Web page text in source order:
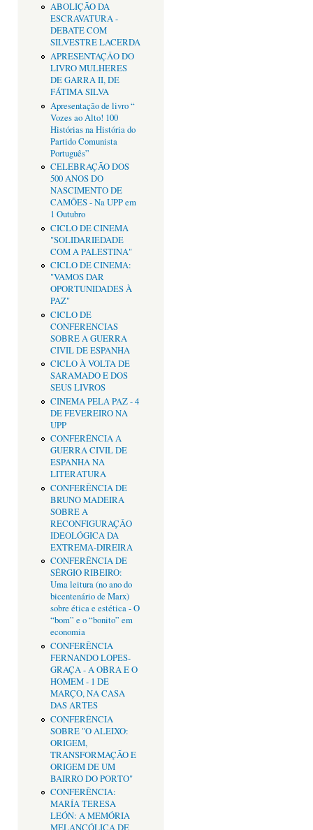
ABOLIÇÃO DA
ESCRAVATURA -
DEBATE COM
SILVESTRE LACERDA
APRESENTAÇÂO DO
LIVRO MULHERES
DE GARRA II, DE
FÁTIMA SILVA
Apresentação de livro “
Vozes ao Alto! 100
Histórias na História do
Partido Comunista
Português”
CELEBRAÇÃO DOS
500 ANOS DO
NASCIMENTO DE
CAMÕES - Na UPP em
1 Outubro
CICLO DE CINEMA
"SOLIDARIEDADE
COM A PALESTINA"
CICLO DE CINEMA:
"VAMOS DAR
OPORTUNIDADES À
PAZ"
CICLO DE
CONFERENCIAS
SOBRE A GUERRA
CIVIL DE ESPANHA
CICLO À VOLTA DE
SARAMADO E DOS
SEUS LIVROS
CINEMA PELA PAZ - 4
DE FEVEREIRO NA
UPP
CONFERÊNCIA A
GUERRA CIVIL DE
ESPANHA NA
LITERATURA
CONFERÊNCIA DE
BRUNO MADEIRA
SOBRE A
RECONFIGURAÇÂO
IDEOLÓGICA DA
EXTREMA-DIREIRA
CONFERÊNCIA DE
SÉRGIO RIBEIRO:
Uma leitura (no ano do
bicentenário de Marx)
sobre ética e estética - O
“bom” e o “bonito” em
economia
CONFERÊNCIA
FERNANDO LOPES-
GRAÇA - A OBRA E O
HOMEM - 1 DE
MARÇO, NA CASA
DAS ARTES
CONFERÊNCIA
SOBRE "O ALEIXO:
ORIGEM,
TRANSFORMAÇÃO E
ORIGEM DE UM
BAIRRO DO PORTO"
CONFERÊNCIA:
MARÍA TERESA
LEÓN: A MEMÓRIA
MELANCÓLICA DE